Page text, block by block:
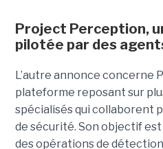
Project Perception,
pilotée par des
L’autre annonce concerne
plateforme reposant sur
spécialisés qui collaborent
de sécurité. Son objectif
des opérations de